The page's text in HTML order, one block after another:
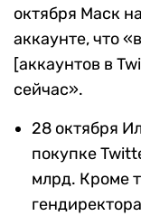
октября Маск
аккаунте, что
[аккаунтов в
сейчас».
28 октября
покупке
млрд. Кроме